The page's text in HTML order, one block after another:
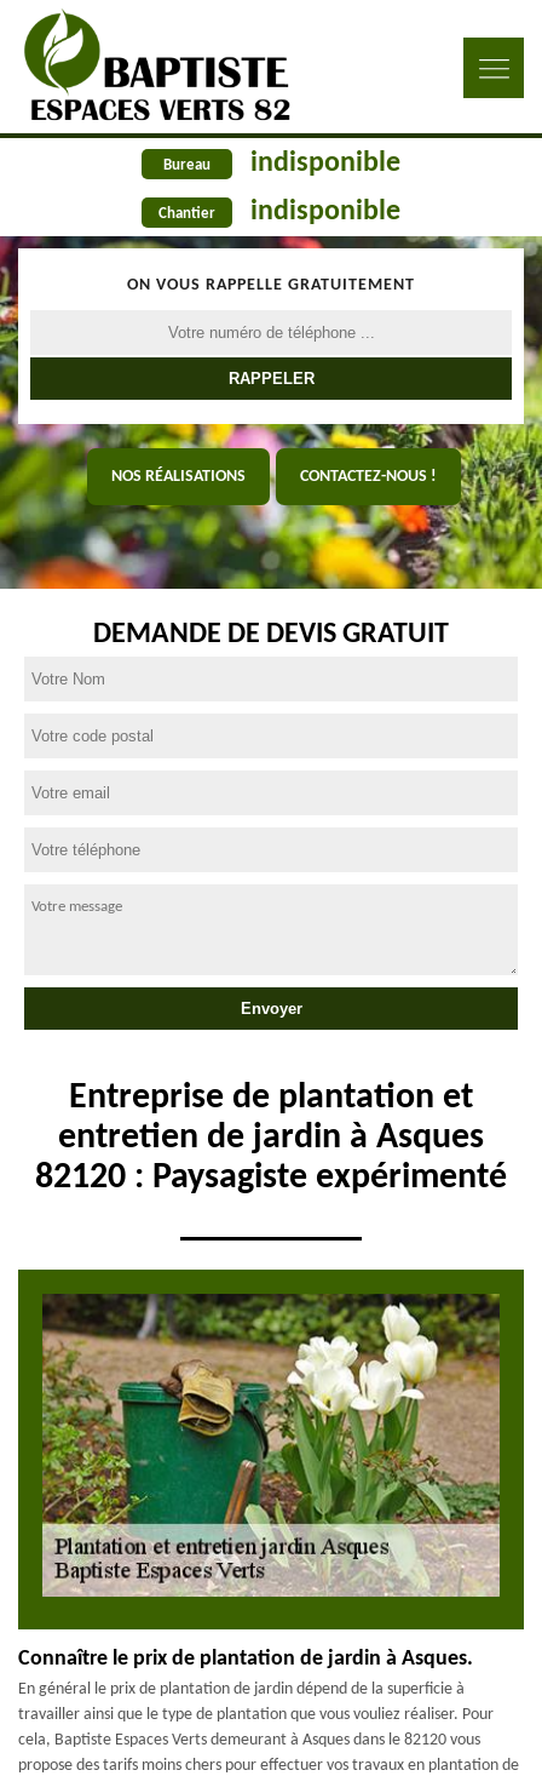
Bureau indisponible
Chantier indisponible
ON VOUS RAPPELLE GRATUITEMENT
NOS RÉALISATIONS CONTACTEZ-NOUS !
DEMANDE DE DEVIS GRATUIT
Entreprise de plantation et
entretien de jardin à Asques
82120 : Paysagiste expérimenté
Connaître le prix de plantation de jardin à Asques.
En général le prix de plantation de jardin dépend de la superficie à
travailler ainsi que le type de plantation que vous vouliez réaliser. Pour
cela, Baptiste Espaces Verts demeurant à Asques dans le 82120 vous
propose des tarifs moins chers pour effectuer vos travaux en plantation de